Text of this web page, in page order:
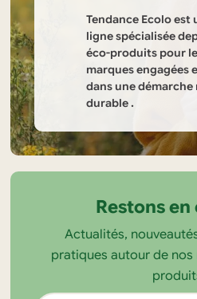
Informations
sur
boutique
Tendance
Tendance Ecolo est
ligne spécialisée
éco-produits pour
marques engagées
dans une
durable .
Restons
Actualités,
pratiques autour de nos